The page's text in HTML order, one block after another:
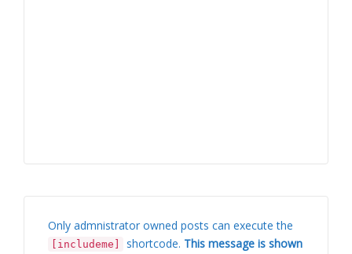
Only admnistrator owned posts can execute the
[includeme] shortcode. This message is shown